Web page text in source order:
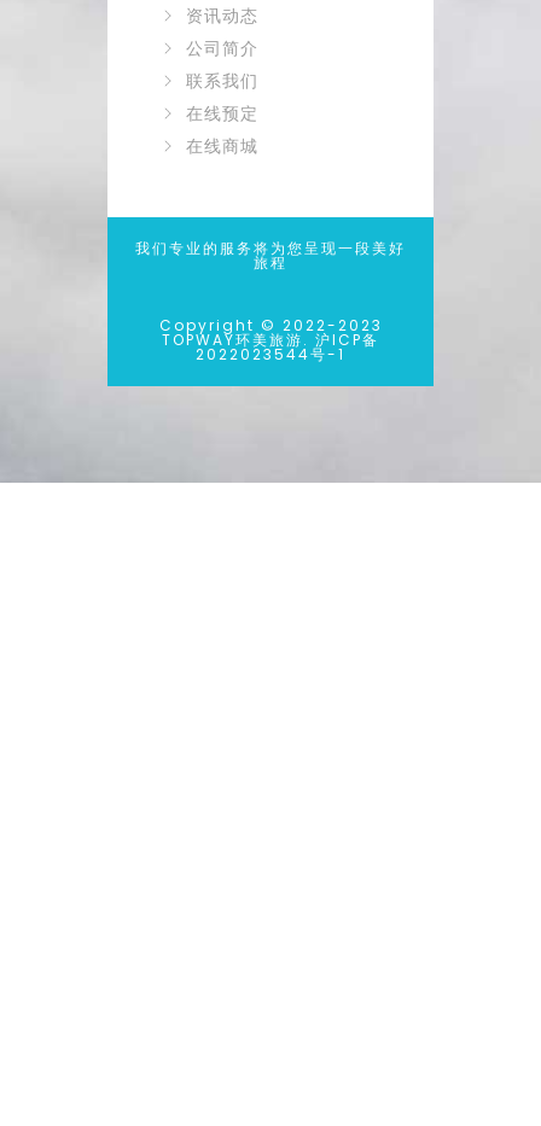
资讯动态
公司简介
联系我们
在线预定
在线商城
我们专业的服务将为您呈现一段美好
旅程
Copyright © 2022-2023
TOPWAY环美旅游. 沪ICP备
2022023544号-1